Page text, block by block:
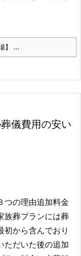
】 ...
儀費用の安い
つの理由追加料金
族葬プランには葬
初から含んでおり
ただいた後の追加